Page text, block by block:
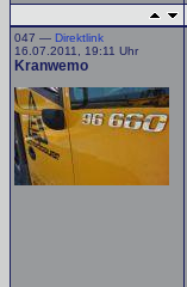
047 — Direktlink
16.07.2011, 19:11 Uhr
Kranwemo